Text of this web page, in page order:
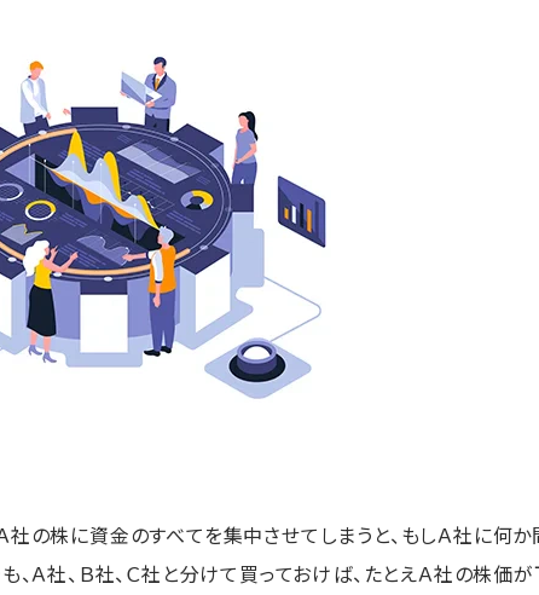
の株に資金のすべてを集中させてしまうと、もしＡ社に何
、Ａ社、Ｂ社、Ｃ社と分けて買っておけば、たとえＡ社の株価